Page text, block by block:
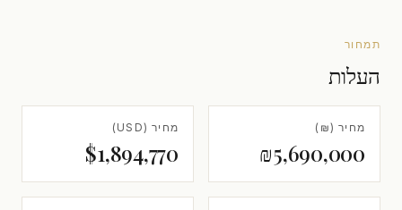
תמחור
העלות
מחיר (₪)
₪5,690,000
מחיר (USD)
$1,894,770